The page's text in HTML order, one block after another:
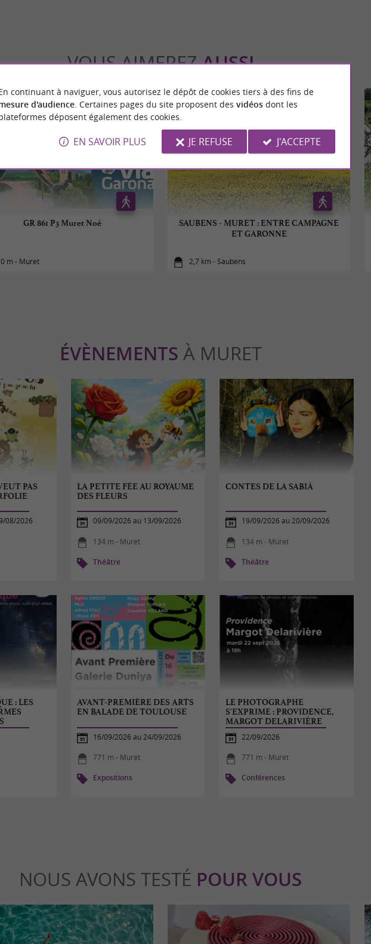
VOUS AIMEREZAUSSI
GR 861 P3 Muret Noé
m - Muret
SAUBENS - MURET : ENTRE CAMPAGNE
ET GARONNE
2,7 km - Saubens
ÉVÈNEMENTS À MURET
PAS
08/2026
LA PETITE FÉE AU ROYAUME
DES FLEURS
09/09/2026 au 13/09/2026
134 m - Muret
Théâtre
CONTES DE LA SABIÀ
19/09/2026 au 20/09/2026
134 m - Muret
Théâtre
: LES
AVANT-PREMIÈRE DES ARTS
EN BALADE DE TOULOUSE
16/09/2026 au 24/09/2026
771 m - Muret
Expositions
LE PHOTOGRAPHE
S'EXPRIME : PROVIDENCE,
MARGOT DELARIVIÈRE
22/09/2026
771 m - Muret
Conférences
NOUS AVONS TESTÉ POUR VOUS
continuant à naviguer, vous autorisez le dépôt de cookies tiers à des fins de
d'audience. Certaines pages du site proposent des vidéosdont les
déposent également des cookies.
EN SAVOIR PLUS JE REFUSE J'ACCEPTE